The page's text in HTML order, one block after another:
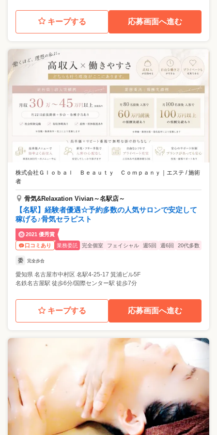
キープする 応募画面へ進む
株式会社Ｇｌｏｂａｌ Ｂｅａｕｔｙ Ｃｏｍｐａｎｙ
エステ / 施術
者
骨気&Relaxation Vivian～名駅店～
【名駅】経験者優遇☆予約多数の人気サロンで安定して
稼げる♪骨気セラピスト
2021 優秀賞
口コミあり
業務委託 完全個室 フェイシャル 週5回 週6回 20代多数
委 完全歩合
愛知県 名古屋市中村区 名駅4-25-17 箕浦ビル5F
名鉄名古屋駅 徒歩6分/国際センター駅 徒歩7分
キープする 応募画面へ進む